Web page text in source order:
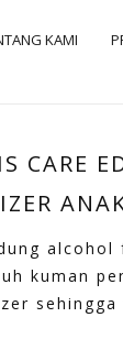
KAMI
CARE
kuman